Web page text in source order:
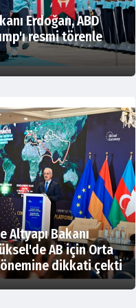
Erdoğan, ABD
resmi törenle
Altyapı Bakanı
AB için Orta
dikkati çekti